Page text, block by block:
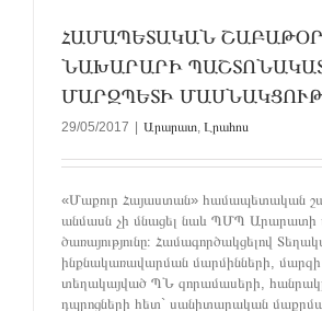
ՀԱՄԱՊԵՏԱԿԱՆ
ՆԱԽԱՐԱՐԻ
ՄԱՐԶՊԵՏԻ
29/05/2017 Արարատ, Լրահոս
«Մաքուր Հայաստան» համապետական
անմասն չի մնացել նաև ՊՄՊ Արարատի
ծառայությունը։ Համագործակցելով
ինքնակառավարման մարմինների,
տեղակայված ՊՆ զորամասերի,
դպրոցների հետ` սանիտարական